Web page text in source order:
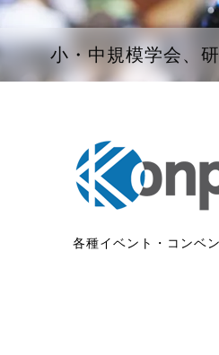
小・中規模学会、
各種イベント・コンベ